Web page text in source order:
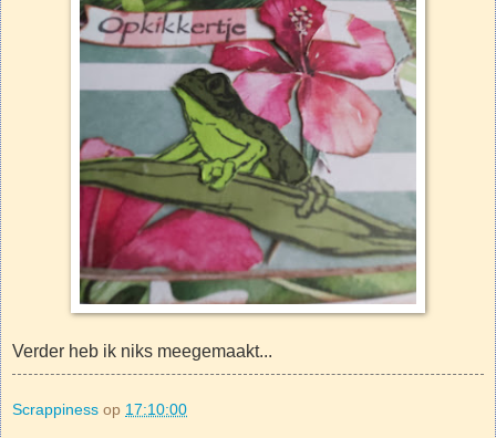
Verder heb ik niks meegemaakt...
Scrappiness op 17:10:00